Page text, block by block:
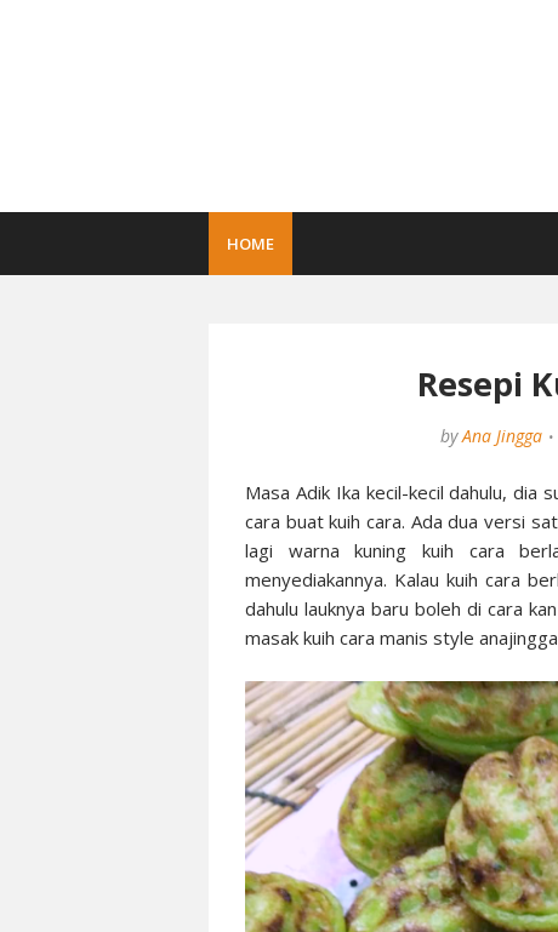
HOME
Resepi
by Ana Jingga
Masa Adik Ika kecil-kecil dahulu, dia
cara buat kuih cara. Ada dua versi
lagi warna kuning kuih cara
menyediakannya. Kalau kuih cara
dahulu lauknya baru boleh di cara
masak kuih cara manis style